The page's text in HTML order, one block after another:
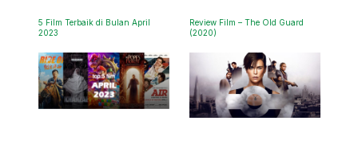
5 Film Terbaik di Bulan April
2023
Review Film – The Old Guard
(2020)